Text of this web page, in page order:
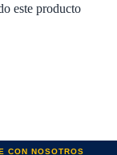
este producto
CON NOSOTROS